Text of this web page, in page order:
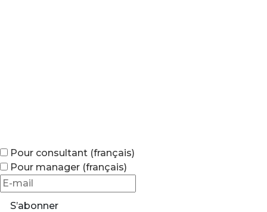
Pour consultant (français)
Pour manager (français)